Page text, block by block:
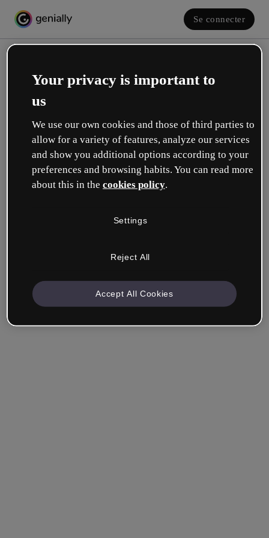
Se connecter
Créez votre compte gratuit !
Votre rôle se rapproche plus de celui de :
Société & Professionnels
un autre domaine.
Your privacy is important to
us
We use our own cookies and those of third parties to
allow for a variety of features, analyze our services
and show you additional options according to your
preferences and browsing habits. You can read more
about this in the cookies policy.
Settings
Reject All
Accept All Cookies